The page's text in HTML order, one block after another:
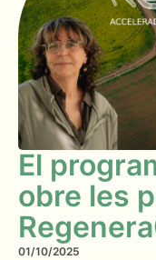
El
obre les
01/10/2025